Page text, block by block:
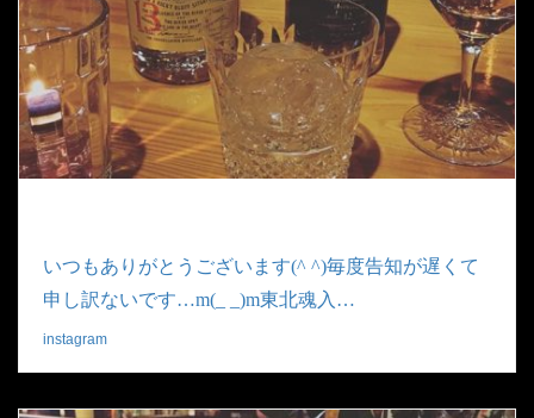
いつもありがとうございます(^ ^)毎度告知が遅くて
申し訳ないです…m(_ _)m東北魂入…
instagram